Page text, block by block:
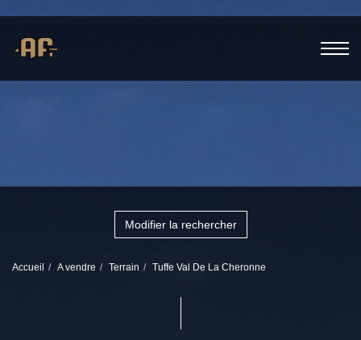
Modifier la rechercher
Accueil A vendre Terrain Tuffe Val De La Cheronne